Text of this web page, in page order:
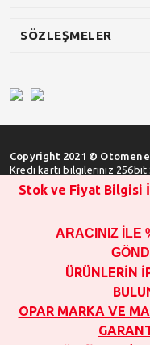
SÖZLEŞMELER
Copyright 2021 ©
Kredi kartı bilgileriniz 256bit
SATIN ALMA
STOK VE
1000 TL VE
OPAR MARKA VE
SATIN ALINAN
FOTOĞRAFLAR
Stok ve Fiyat Bilgisi
ARACINIZ İLE
ÜRÜNLERİN
OPAR MARKA VE